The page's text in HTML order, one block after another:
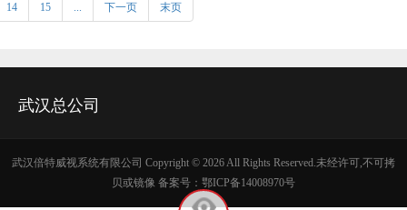
14 15 ... 下一页 末页
武汉总公司
武汉倍特威视系统有限公司 Copyright © 2026 All Rights Reserved.未经许可,不可拷
贝或镜像 备案号： 鄂ICP备14008970号